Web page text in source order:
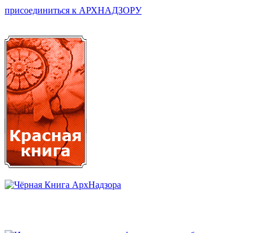
присоединиться к АРХНАДЗОРУ